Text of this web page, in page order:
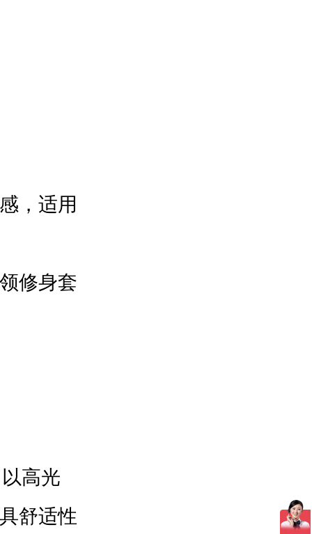
，适用
修身套
高光
舒适性